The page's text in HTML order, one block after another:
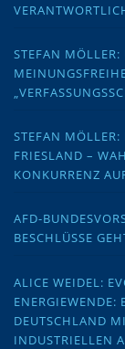
STEFAN
STEFAN
FRIESLAND –
KONKURRENZ
AFD-
BESCHLÜSSE
ALICE WEIDEL:
ENERGIEWENDE:
DEUTSCHLAND
INDUSTRIELLEN